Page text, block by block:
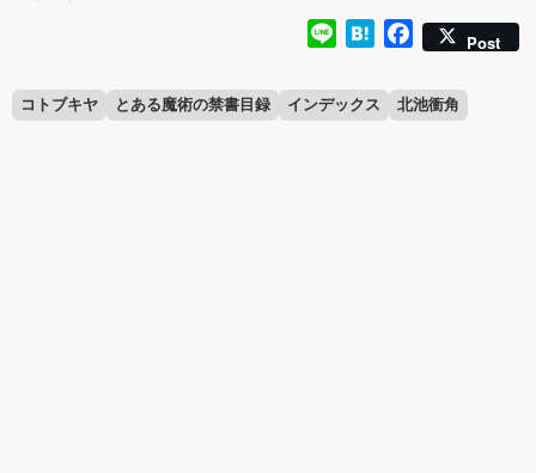
Line HatenaFacebook
Post
コトブキヤ とある魔術の禁書目録 インデックス 北池衝角